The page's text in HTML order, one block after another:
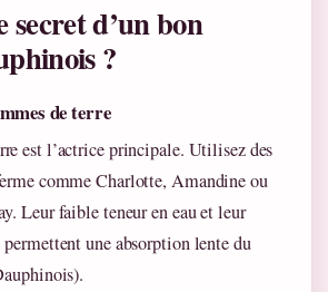
secret d’un bon
?
de terre
est l’actrice principale. Utilisez des
comme Charlotte, Amandine ou
Leur faible teneur en eau et leur
une absorption lente du